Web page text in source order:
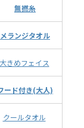
無撚糸
メランジタオル
大きめフェイス
ード付き(大人)
クールタオル